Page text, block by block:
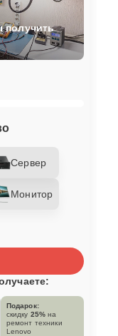
Сервер
Монитор
получить
Подарок:
скидку 25% на
ремонт техники
Lenovo